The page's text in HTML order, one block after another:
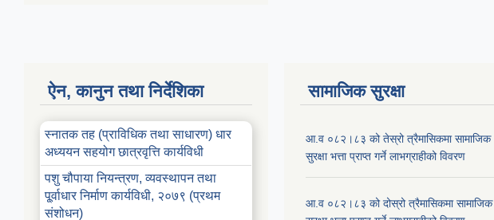
ऐन, कानुन तथा निर्देशिका
स्नातक तह (प्राविधिक तथा साधारण) धार
अध्ययन सहयोग छात्रवृत्ति कार्यविधी
पशु चौपाया नियन्त्रण, व्यवस्थापन तथा
पू्र्वाधार निर्माण कार्यविधी, २०७९ (प्रथम
संशोधन)
सामाजिक सुरक्षा
आ.व ०८२।८३ को तेस्रो त्रैमासिकमा सामाजिक
सुरक्षा भत्ता प्राप्त गर्ने लाभग्राहीको विवरण
आ.व ०८२।८३ को दोस्रो त्रैमासिकमा सामाजिक